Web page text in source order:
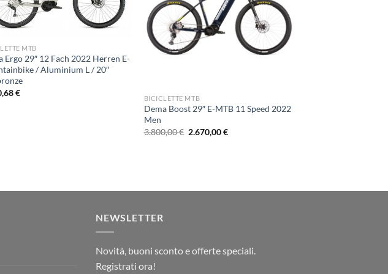
MTB
Ergo 29″ 12 Fach 2022 Herren E-
/ Aluminium L / 20″
€
BICICLETTE MTB
Dema Boost 29″ E-MTB 11 Speed 2022
Men
3.800,00€ Il
prezzo
2.670,00€Il
NEWSLETTER
Novità, buoni sconto e offerte speciali.
Registrati ora!